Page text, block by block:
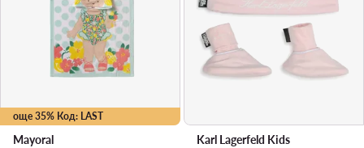
още 35% Код: LAST
Mayoral
Karl Lagerfeld Kids